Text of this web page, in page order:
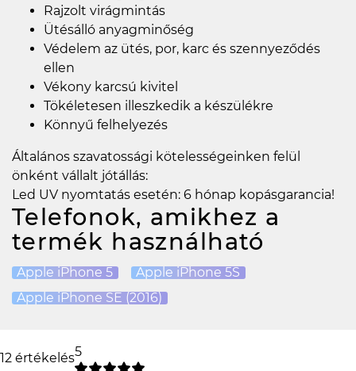
Rajzolt virágmintás
Ütésálló anyagminőség
Védelem az ütés, por, karc és szennyeződés
ellen
Vékony karcsú kivitel
Tökéletesen illeszkedik a készülékre
Könnyű felhelyezés
Általános szavatossági kötelességeinken felül
önként vállalt jótállás:
Led UV nyomtatás esetén: 6 hónap kopásgarancia!
Telefonok, amikhez a
termék használható
Apple iPhone 5
Apple iPhone 5S
Apple iPhone SE (2016)
12 értékelés5